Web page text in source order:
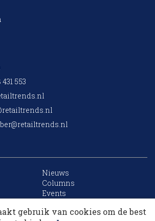
553
Nieuws
Columns
Events
Sitemap
gebruik van cookies om de best